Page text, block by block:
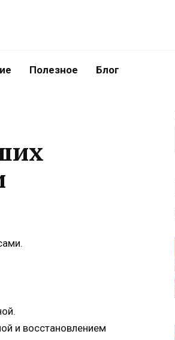
Полезное Блог
и восстановлением